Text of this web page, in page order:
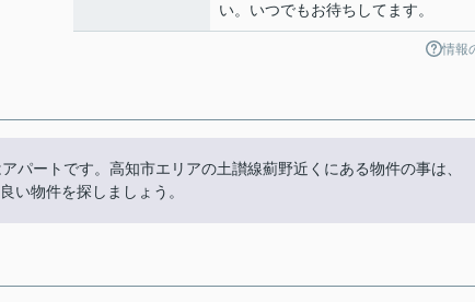
い。いつでもお待ちしてます。
情報
パートです。高知市エリアの土讃線薊野近くにある物件の事は、
い物件を探しましょう。